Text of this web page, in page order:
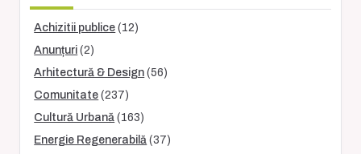
Achizitii publice (12)
Anunțuri (2)
Arhitectură & Design (56)
Comunitate (237)
Cultură Urbană (163)
Energie Regenerabilă (37)